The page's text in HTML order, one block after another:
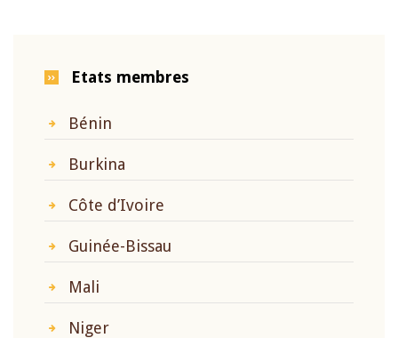
Etats membres
Bénin
Burkina
Côte d’Ivoire
Guinée-Bissau
Mali
Niger